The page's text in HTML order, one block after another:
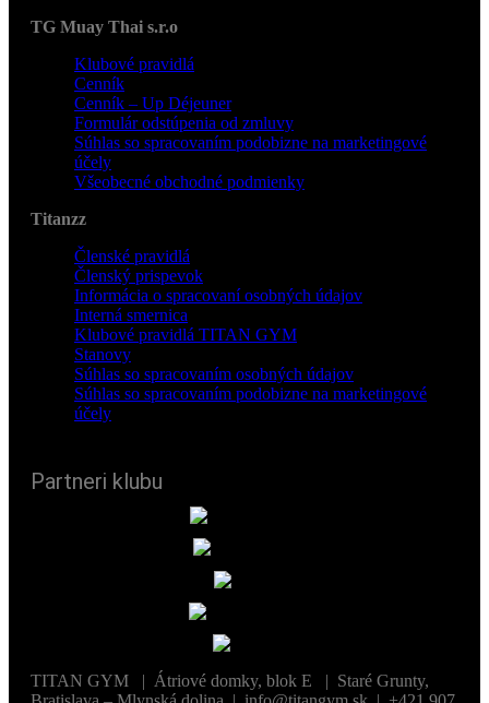
TG Muay Thai s.r.o
Klubové pravidlá
Cenník
Cenník – Up Déjeuner
Formulár odstúpenia od zmluvy
Súhlas so spracovaním podobizne na marketingové
účely
Všeobecné obchodné podmienky
Titanzz
Členské pravidlá
Členský prispevok
Informácia o spracovaní osobných údajov
Interná smernica
Klubové pravidlá TITAN GYM
Stanovy
Súhlas so spracovaním osobných údajov
Súhlas so spracovaním podobizne na marketingové
účely
Partneri klubu
TITAN GYM | Átriové domky, blok E | Staré Grunty,